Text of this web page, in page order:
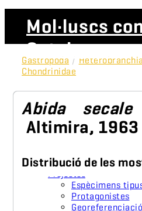
Mol·luscs
Catalunya
Gastropoda / Heterobranchia
Chondrinidae
Abida secale
Altimira, 1963
Distribució de les